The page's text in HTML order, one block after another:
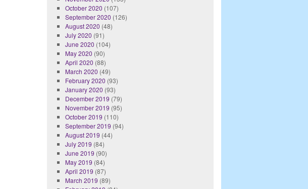
October 2020 (107)
September 2020 (126)
August 2020 (48)
July 2020 (91)
June 2020 (104)
May 2020 (90)
April 2020 (88)
March 2020 (49)
February 2020 (93)
January 2020 (93)
December 2019 (79)
November 2019 (95)
October 2019 (110)
September 2019 (94)
August 2019 (44)
July 2019 (84)
June 2019 (90)
May 2019 (84)
April 2019 (87)
March 2019 (89)